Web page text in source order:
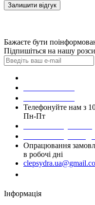
Залишити відгук
Бажаєте бути
Підпишіться на нашу
Телефонуйте нам з
Пн-Пт
Опрацювання
в робочі дні
Інформація